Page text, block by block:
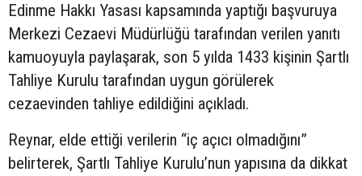
Edinme Hakkı Yasası kapsamında yaptığı başvuruya
Merkezi Cezaevi Müdürlüğü tarafından verilen yanıtı
kamuoyuyla paylaşarak, son 5 yılda 1433 kişinin Şartlı
Tahliye Kurulu tarafından uygun görülerek
cezaevinden tahliye edildiğini açıkladı.
Reynar, elde ettiği verilerin “iç açıcı olmadığını”
belirterek, Şartlı Tahliye Kurulu’nun yapısına da dikkat